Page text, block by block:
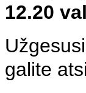
12.20
galite